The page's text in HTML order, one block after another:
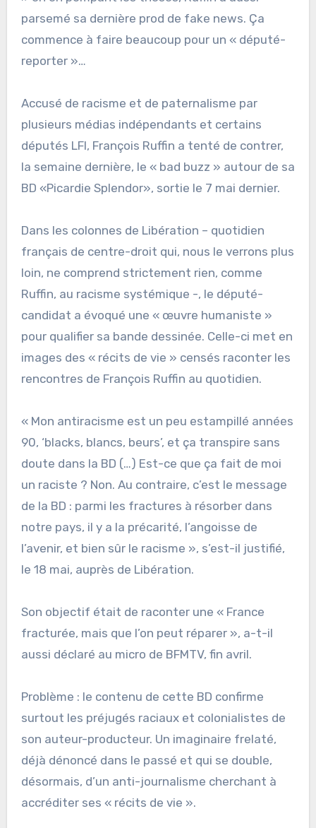
parsemé sa dernière prod de fake news. Ça
commence à faire beaucoup pour un « député-
reporter »…
Accusé de racisme et de paternalisme par
plusieurs médias indépendants et certains
députés LFI, François Ruffin a tenté de contrer,
la semaine dernière, le « bad buzz » autour de sa
BD «Picardie Splendor», sortie le 7 mai dernier.
Dans les colonnes de Libération – quotidien
français de centre-droit qui, nous le verrons plus
loin, ne comprend strictement rien, comme
Ruffin, au racisme systémique -, le député-
candidat a évoqué une « œuvre humaniste »
pour qualifier sa bande dessinée. Celle-ci met en
images des « récits de vie » censés raconter les
rencontres de François Ruffin au quotidien.
« Mon antiracisme est un peu estampillé années
90, ‘blacks, blancs, beurs’, et ça transpire sans
doute dans la BD (…) Est-ce que ça fait de moi
un raciste ? Non. Au contraire, c’est le message
de la BD : parmi les fractures à résorber dans
notre pays, il y a la précarité, l’angoisse de
l’avenir, et bien sûr le racisme », s’est-il justifié,
le 18 mai, auprès de Libération.
Son objectif était de raconter une « France
fracturée, mais que l’on peut réparer », a-t-il
aussi déclaré au micro de BFMTV, fin avril.
Problème : le contenu de cette BD confirme
surtout les préjugés raciaux et colonialistes de
son auteur-producteur. Un imaginaire frelaté,
déjà dénoncé dans le passé et qui se double,
désormais, d’un anti-journalisme cherchant à
accréditer ses « récits de vie ».